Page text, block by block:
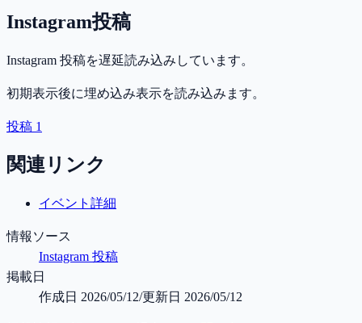
Instagram投稿
Instagram 投稿を遅延読み込みしています。
初期表示後に埋め込み表示を読み込みます。
投稿 1
関連リンク
イベント詳細
情報ソース
Instagram 投稿
掲載日
作成日 2026/05/12/更新日 2026/05/12